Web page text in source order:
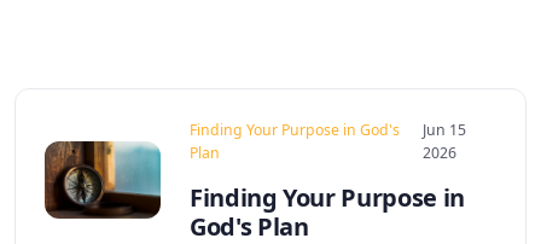
Finding Your Purpose in God's
Plan
Jun 15
2026
Finding Your Purpose in
God's Plan